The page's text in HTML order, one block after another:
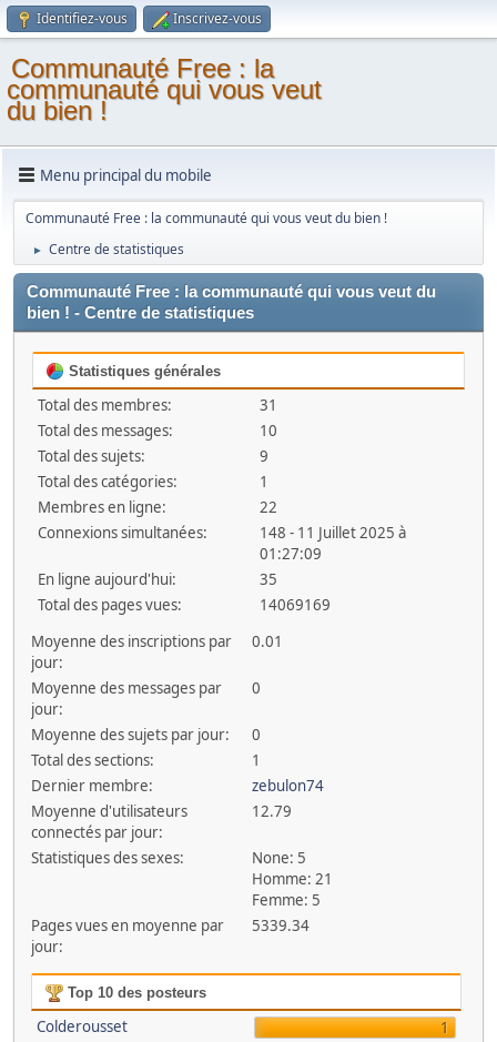
Identifiez-vous Inscrivez-vous
Communauté Free : la
communauté qui vous veut
du bien !
Menu principal du mobile
Communauté Free : la communauté qui vous veut du bien !
► Centre de statistiques
Communauté Free : la communauté qui vous veut du
bien ! - Centre de statistiques
Statistiques générales
Total des membres:
31
Total des messages:
10
Total des sujets:
9
Total des catégories:
1
Membres en ligne:
22
Connexions simultanées:
148 - 11 Juillet 2025 à
01:27:09
En ligne aujourd'hui:
35
Total des pages vues:
14069169
Moyenne des inscriptions par
jour:
0.01
Moyenne des messages par
jour:
0
Moyenne des sujets par jour:
0
Total des sections:
1
Dernier membre:
zebulon74
Moyenne d'utilisateurs
connectés par jour:
12.79
Statistiques des sexes:
None: 5
Homme: 21
Femme: 5
Pages vues en moyenne par
jour:
5339.34
Top 10 des posteurs
Colderousset
1